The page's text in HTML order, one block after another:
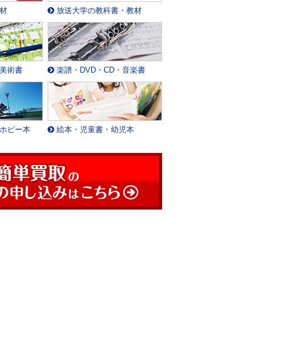
放送大学の教科書・教材
術書 楽譜・DVD・CD・音楽書
ビー本 絵本・児童書・幼児本